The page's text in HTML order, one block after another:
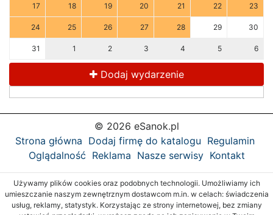
17 18 19 20 21 22 23
24 25 26 27 28 29 30
31 1 2 3 4 5 6
Dodaj wydarzenie
© 2026 eSanok.pl
Strona główna Dodaj firmę do katalogu Regulamin
Oglądalność Reklama Nasze serwisy Kontakt
Używamy plików cookies oraz podobnych technologii. Umożliwiamy ich
umieszczanie naszym zewnętrznym dostawcom m.in. w celach: świadczenia
usług, reklamy, statystyk. Korzystając ze strony internetowej, bez zmiany